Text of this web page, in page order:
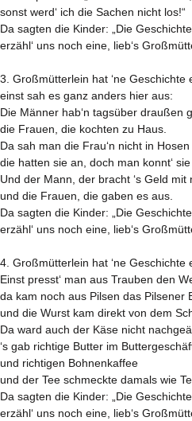
sonst werd‘ ich die Sachen nicht los!“
Da sagten die Kinder: „Die
erzähl‘ uns noch eine, lieb‘s
3. Großmütterlein hat ‘ne Geschichte
einst sah es ganz anders hier aus:
Die Männer hab‘n tagsüber draußen
die Frauen, die kochten zu Haus.
Da sah man die Frau‘n nicht in Hosen
die hatten sie an, doch man konnt‘ sie
Und der Mann, der bracht ‘s Geld mit
und die Frauen, die gaben es aus.
Da sagten die Kinder: „Die
erzähl‘ uns noch eine, lieb‘s
4. Großmütterlein hat ‘ne Geschichte
Einst presst‘ man aus Trauben den
da kam noch aus Pilsen das Pilsener
und die Wurst kam direkt von dem
Da ward auch der Käse nicht
‘s gab richtige Butter im
und richtigen Bohnenkaffee
und der Tee schmeckte damals wie
Da sagten die Kinder: „Die
erzähl‘ uns noch eine, lieb‘s